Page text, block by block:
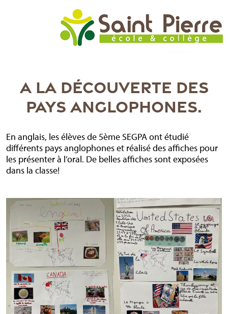
A LA DÉCOUVERTE DES
PAYS ANGLOPHONES.
En anglais, les élèves de 5ème SEGPA ont étudié
différents pays anglophones et réalisé des affiches pour
les présenter à l’oral. De belles affiches sont exposées
dans la classe!